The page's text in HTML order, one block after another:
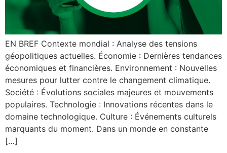
EN BREF Contexte mondial : Analyse des tensions
géopolitiques actuelles. Économie : Dernières tendances
économiques et financières. Environnement : Nouvelles
mesures pour lutter contre le changement climatique.
Société : Évolutions sociales majeures et mouvements
populaires. Technologie : Innovations récentes dans le
domaine technologique. Culture : Événements culturels
marquants du moment. Dans un monde en constante
[…]